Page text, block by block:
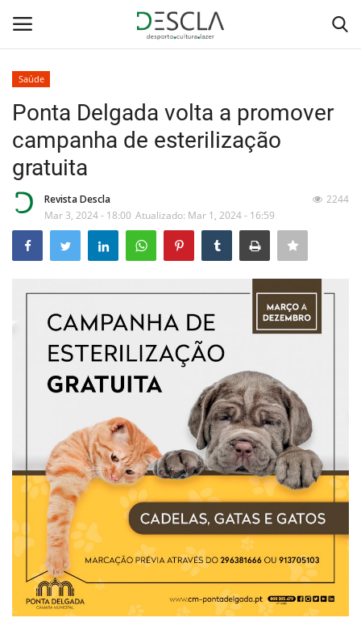
Home
...by Descla
Desporto
Educação
Estatuto Editorial
Ficha técnica
Cultura
Lazer
Ambiente
Saúde
Ponta Delgada volta a promover
campanha de esterilização
gratuita
Revista Descla
Mar 3, 2024 - 18:00 Atualizado: Mar 1, 2024 - 16:59
2244